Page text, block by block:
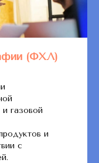
(ФХЛ)
газовой
и
с